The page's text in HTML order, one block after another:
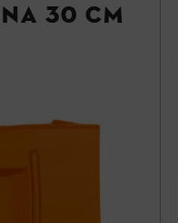
30 cm